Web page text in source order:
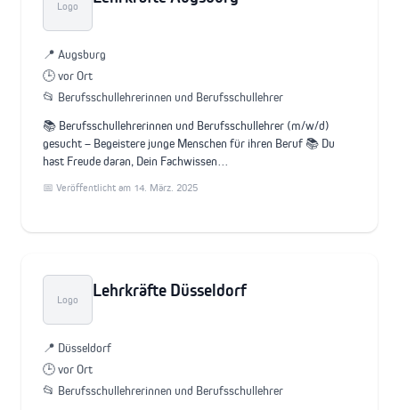
Logo
📍 Augsburg
🕒 vor Ort
📂 Berufsschullehrerinnen und Berufsschullehrer
📚 Berufsschullehrerinnen und Berufsschullehrer (m/w/d)
gesucht – Begeistere junge Menschen für ihren Beruf 📚 Du
hast Freude daran, Dein Fachwissen…
📅 Veröffentlicht am 14. März. 2025
Logo Lehrkräfte Düsseldorf
📍 Düsseldorf
🕒 vor Ort
📂 Berufsschullehrerinnen und Berufsschullehrer